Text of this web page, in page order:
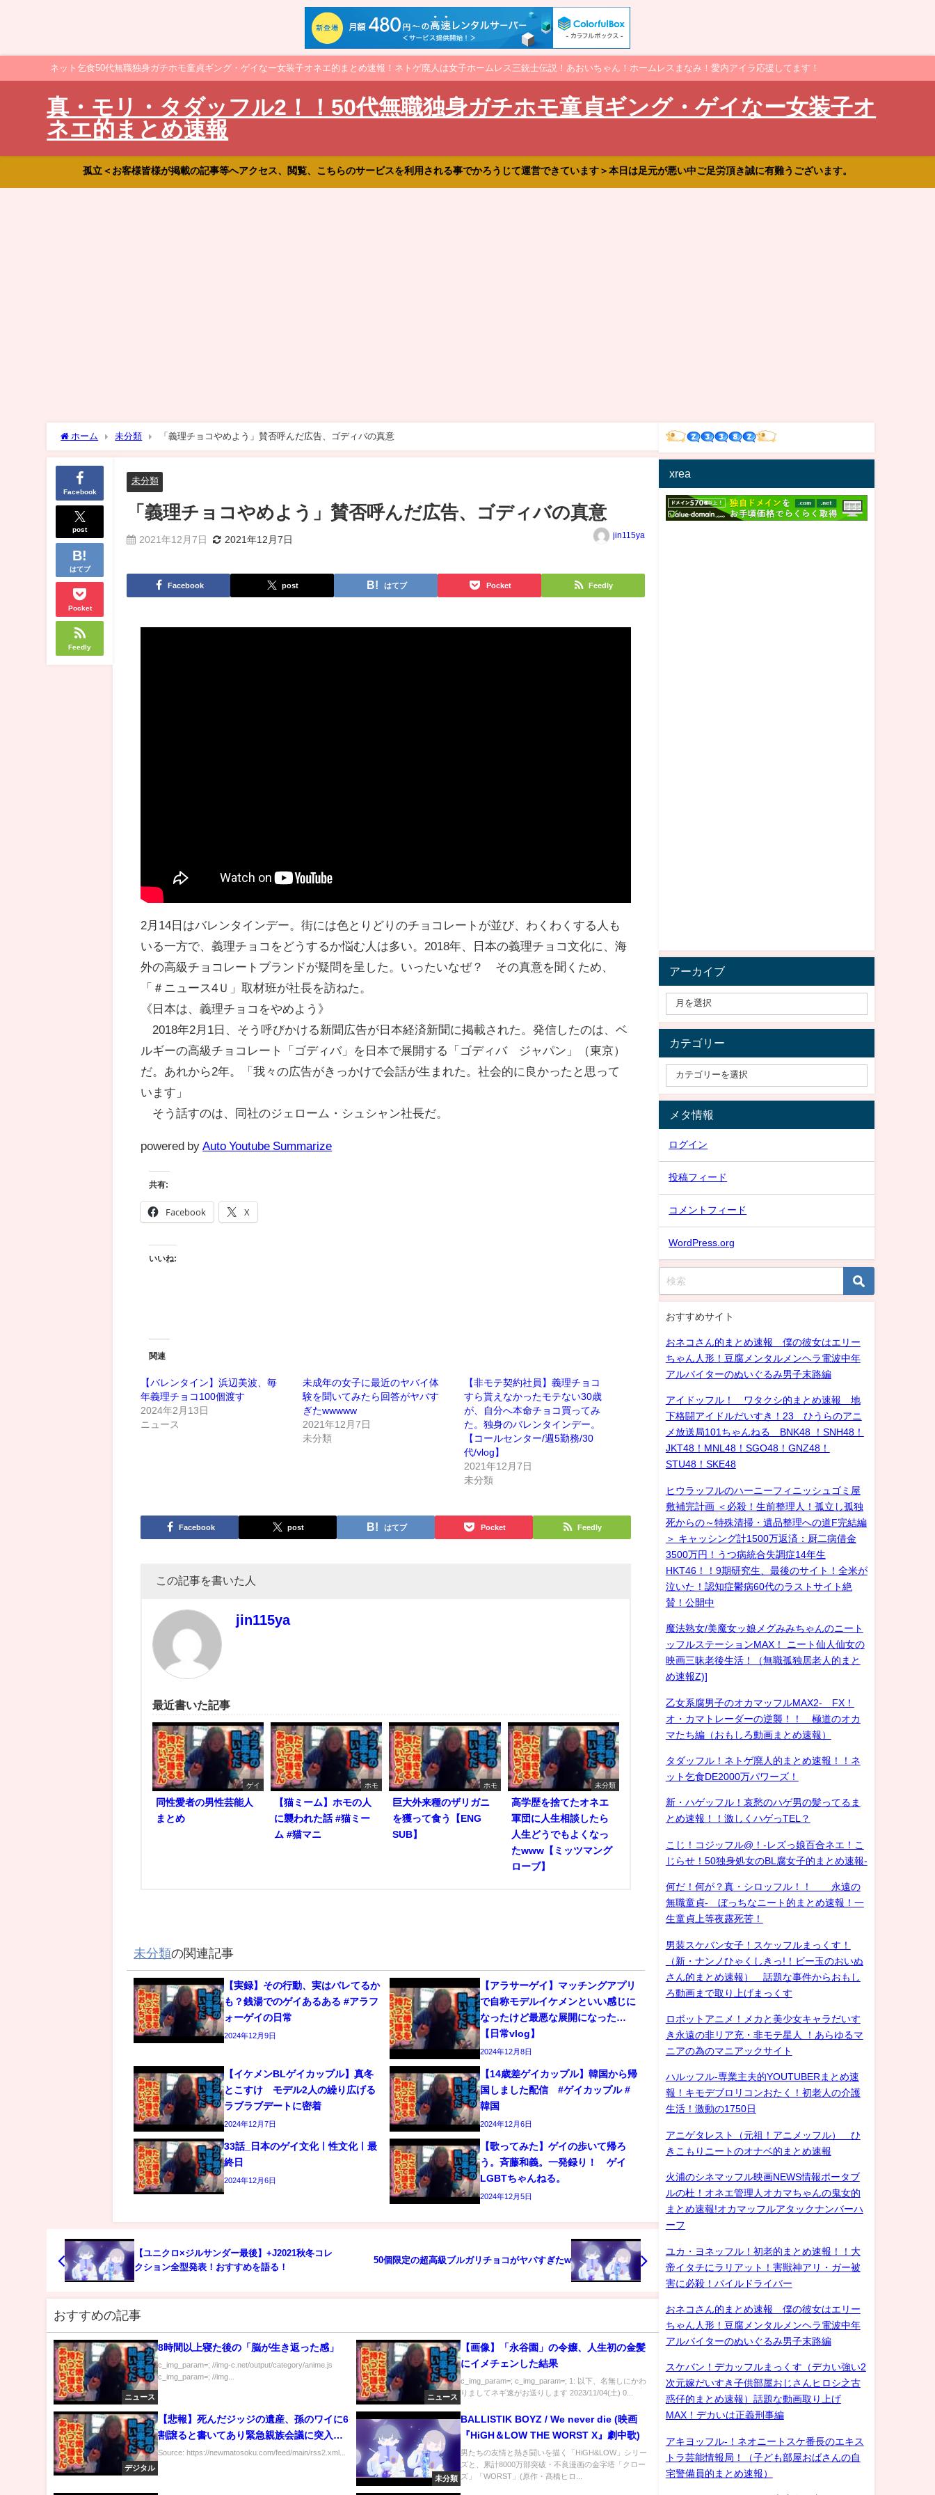
ネット乞食50代無職独身ガチホモ童貞ギング・ゲイなー女装子オネエ的まとめ速報！ネトゲ廃人は女子ホームレス三銃士伝説！あおいちゃん！ホームレスまなみ！愛内アイラ応援してます！
真・モリ・タダッフル2！！50代無職独身ガチホモ童貞ギング・ゲイなー女装子オ
ネエ的まとめ速報
孤立＜お客様皆様が掲載の記事等へアクセス、閲覧、こちらのサービスを利用される事でかろうじて運営できています＞本日は足元が悪い中ご足労頂き誠に有難うございます。
ホーム 未分類 「義理チョコやめよう」賛否呼んだ広告、ゴディバの真意
Facebook
post
はてブ
Pocket
Feedly
未分類
「義理チョコやめよう」賛否呼んだ広告、ゴディバの真意
2021年12月7日 2021年12月7日 jin115ya
Facebook post はてブ Pocket Feedly
2月14日はバレンタインデー。街には色とりどりのチョコレートが並び、わくわくする人も
いる一方で、義理チョコをどうするか悩む人は多い。2018年、日本の義理チョコ文化に、海
外の高級チョコレートブランドが疑問を呈した。いったいなぜ？ その真意を聞くため、
「＃ニュース4Ｕ」取材班が社長を訪ねた。
《日本は、義理チョコをやめよう》
2018年2月1日、そう呼びかける新聞広告が日本経済新聞に掲載された。発信したのは、ベ
ルギーの高級チョコレート「ゴディバ」を日本で展開する「ゴディバ ジャパン」（東京）
だ。あれから2年。「我々の広告がきっかけで会話が生まれた。社会的に良かったと思って
います」
そう話すのは、同社のジェローム・シュシャン社長だ。
powered by Auto Youtube Summarize
共有:
Facebook X
いいね:
関連
【バレンタイン】浜辺美波、毎
年義理チョコ100個渡す
2024年2月13日
ニュース
未成年の女子に最近のヤバイ体
験を聞いてみたら回答がヤバす
ぎたwwwww
2021年12月7日
未分類
【非モテ契約社員】義理チョコ
すら貰えなかったモテない30歳
が、自分へ本命チョコ買ってみ
た。独身のバレンタインデー。
【コールセンター/週5勤務/30
代/vlog】
2021年12月7日
未分類
Facebook post はてブ Pocket Feedly
この記事を書いた人
jin115ya
最近書いた記事
ゲイ
同性愛者の男性芸能人
まとめ
ホモ
【猫ミーム】ホモの人
に襲われた話 #猫ミー
ム #猫マニ
ホモ
巨大外来種のザリガニ
を獲って食う【ENG
SUB】
未分類
高学歴を捨てたオネエ
軍団に人生相談したら
人生どうでもよくなっ
たwww【ミッツマング
ローブ】
未分類の関連記事
【実録】その行動、実はバレてるか
も？銭湯でのゲイあるある #アラフ
ォーゲイの日常
2024年12月9日
【アラサーゲイ】マッチングアプリ
で自称モデルイケメンといい感じに
なったけど最悪な展開になった…
【日常vlog】
2024年12月8日
【イケメンBLゲイカップル】真冬
とこすけ モデル2人の繰り広げる
ラブラブデートに密着
2024年12月7日
【14歳差ゲイカップル】韓国から帰
国しました配信 #ゲイカップル #
韓国
2024年12月6日
33話_日本のゲイ文化ㅣ性文化ㅣ最
終日
2024年12月6日
【歌ってみた】ゲイの歩いて帰ろ
う。斉藤和義。一発録り！ ゲイ
LGBTちゃんねる。
2024年12月5日
【ユニクロ×ジルサンダー最後】+J2021秋冬コレ
クション全型発表！おすすめを語る！
50個限定の超高級ブルガリチョコがヤバすぎたw
おすすめの記事
ニュース
8時間以上寝た後の「脳が生き返った感」
c_img_param=; //img-c.net/output/category/anime.js
c_img_param=; //img...
ニュース
【画像】「永谷園」の令嬢、人生初の金髪
にイメチェンした結果
c_img_param=; c_img_param=; 1: 以下、名無しにかわ
りましてネギ速がお送りします 2023/11/04(土) 0...
デジタル
【悲報】死んだジッジの遺産、孫のワイに6
割譲ると書いてあり緊急親族会議に突入
→ 結果ｗｗｗｗｗｗｗｗｗｗｗｗｗ
Source: https://newmatosoku.com/feed/main/rss2.xml...
未分類
BALLISTIK BOYZ / We never die (映画
『HiGH＆LOW THE WORST X』劇中歌)
男たちの友情と熱き闘いを描く「HiGH&LOW」シリー
ズと、累計8000万部突破・不良漫画の金字塔「クロー
ズ」「WORST」(原作・髙橋ヒロ...
xrea
アーカイブ
カテゴリー
メタ情報
ログイン
投稿フィード
コメントフィード
WordPress.org
おすすめサイト
おネコさん的まとめ速報 僕の彼女はエリー
ちゃん人形！豆腐メンタルメンヘラ電波中年
アルバイターのぬいぐるみ男子末路編
アイドッフル！ ワタクシ的まとめ速報 地
下格闘アイドルだいすき！23 ひうらのアニ
メ放送局101ちゃんねる BNK48 ！SNH48！
JKT48！MNL48！SGO48！GNZ48！
STU48！SKE48
ヒウラッフルのハーニーフィニッシュゴミ屋
敷補完計画 ＜必殺！生前整理人！孤立し孤独
死からの～特殊清掃・遺品整理への道F完結編
＞ キャッシング計1500万返済：厨二病借金
3500万円！うつ病統合失調症14年生
HKT46！！9期研究生、最後のサイト！全米が
泣いた！認知症鬱病60代のラストサイト絶
賛！公開中
魔法熟女/美魔女ッ娘メグみみちゃんのニート
ッフルステーションMAX！ ニート仙人仙女の
映画三昧老後生活！（無職孤独居老人的まと
め速報Z)]
乙女系腐男子のオカマッフルMAX2- FX！
オ・カマトレーダーの逆襲！！ 極道のオカ
マたち編（おもしろ動画まとめ速報）
タダッフル！ネトゲ廃人的まとめ速報！！ネ
ット乞食DE2000万パワーズ！
新・ハゲッフル！哀愁のハゲ男の髪ってるま
とめ速報！！激しくハゲっTEL？
こじ！コジッフル@！-レズっ娘百合ネエ！こ
じらせ！50独身処女のBL腐女子的まとめ速報-
何だ！何が？真・シロッフル！！ 永遠の
無職童貞- ぼっちなニート的まとめ速報！一
生童貞上等夜露死苦！
男装スケバン女子！スケッフルまっくす！
（新・ナンノひゃくしきっ!！ビー玉のおいぬ
さん的まとめ速報） 話題な事件からおもし
ろ動画まで取り上げまっくす
ロボットアニメ！メカと美少女キャラだいす
き永遠の非リア充・非モテ星人 ！あらゆるマ
ニアの為のマニアックサイト
ハルッフル-専業主夫的YOUTUBERまとめ速
報！キモデブロリコンおたく！初老人の介護
生活！激動の1750日
アニゲタレスト（元祖！アニメッフル） ひ
きこもりニートのオナベ的まとめ速報
火浦のシネマッフル映画NEWS情報ポータブ
ルの杜！オネエ管理人オカマちゃんの鬼女的
まとめ速報!オカマッフルアタックナンバーハ
ーフ
ユカ・ヨネッフル！初老的まとめ速報！！大
帝イタチにラリアット！害獣神アリ・ガー被
害に必殺！パイルドライバー
おネコさん的まとめ速報 僕の彼女はエリー
ちゃん人形！豆腐メンタルメンヘラ電波中年
アルバイターのぬいぐるみ男子末路編
スケバン！デカッフルまっくす（デカい強い2
次元嫁だいすき子供部屋おじさんヒロシ之古
惑仔的まとめ速報）話題な動画取り上げ
MAX！デカいは正義刑事編
アキヨッフル-！ネオニートスケ番長のエキス
トラ芸能情報局！（子ども部屋おばさんの自
宅警備員的まとめ速報）